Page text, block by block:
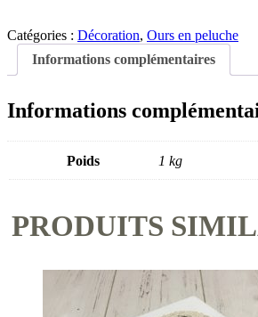
Catégories : Décoration, Ours en peluche
Informations complémentaires
Informations
Poids 1 kg
PRODUITS